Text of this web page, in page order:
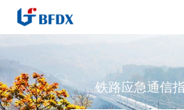
铁路应急通信